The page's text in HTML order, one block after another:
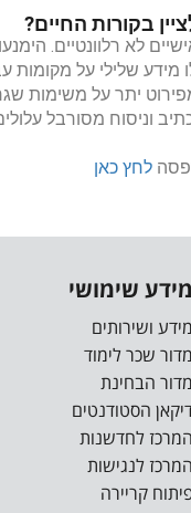
בקורות החיים?
לא רלוונטיים.
מידע שלילי על מקומות
יתר על משימות
וניסוח מסורבל
לחץ כאן
מידע שימושי
מידע ושירותים
מדור שכר לימוד
מדור הבחינת
הסטודנטים
המרכז לחדשנות
המרכז לנגישות
קריירה